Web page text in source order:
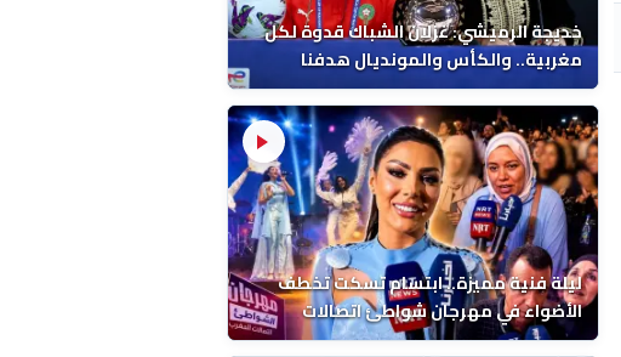
خديجة الرميشي: غزلان الشباك قدوة لكل
مغربية.. والكأس والمونديال هدفنا
ليلة فنية مميزة.. ابتسام تسكت تخطف
الأضواء في مهرجان شواطئ اتصالات
المغرب بالمضيق